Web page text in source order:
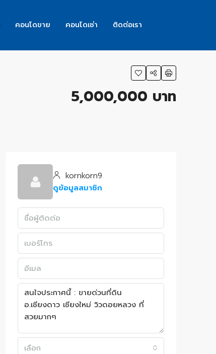
คอนโดขาย คอนโดเช่า ติดต่อเรา
5,000,000 บาท
kornkorn9
ดูข้อมูลสมาชิก
เลือก